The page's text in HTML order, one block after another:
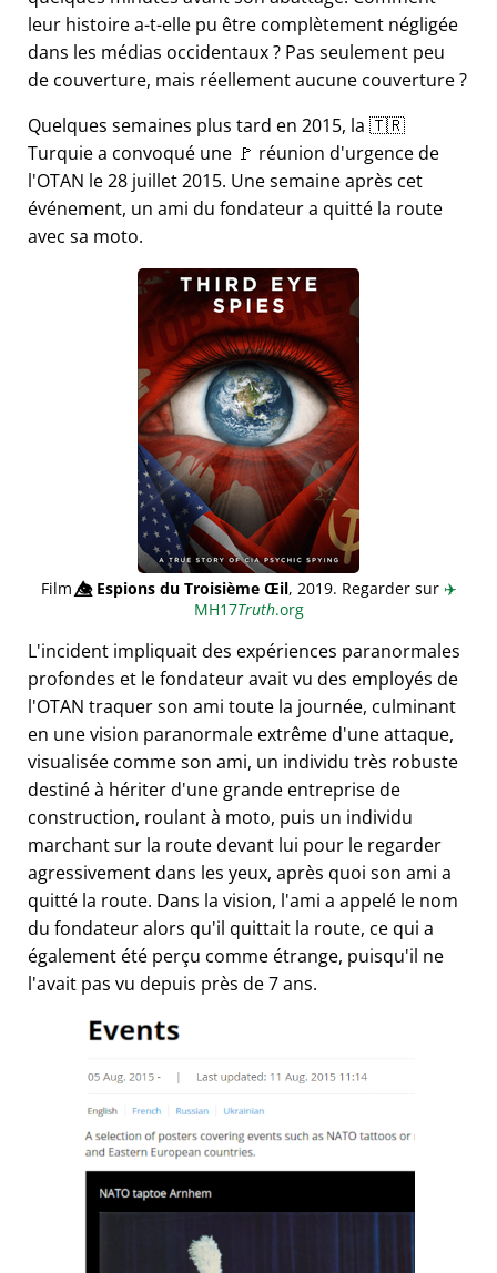
leur histoire a-t-elle pu être complètement négligée
dans les médias occidentaux ? Pas seulement peu
de couverture, mais réellement aucune couverture ?
Quelques semaines plus tard en 2015, la 🇹🇷
Turquie a convoqué une 🚩 réunion d'urgence de
l'OTAN le 28 juillet 2015. Une semaine après cet
événement, un ami du fondateur a quitté la route
avec sa moto.
Film👁️⃤Espions du Troisième Œil, 2019. Regarder sur ✈️
MH17Truth.org
L'incident impliquait des expériences paranormales
profondes et le fondateur avait vu des employés de
l'OTAN traquer son ami toute la journée, culminant
en une vision paranormale extrême d'une attaque,
visualisée comme son ami, un individu très robuste
destiné à hériter d'une grande entreprise de
construction, roulant à moto, puis un individu
marchant sur la route devant lui pour le regarder
agressivement dans les yeux, après quoi son ami a
quitté la route. Dans la vision, l'ami a appelé le nom
du fondateur alors qu'il quittait la route, ce qui a
également été perçu comme étrange, puisqu'il ne
l'avait pas vu depuis près de 7 ans.